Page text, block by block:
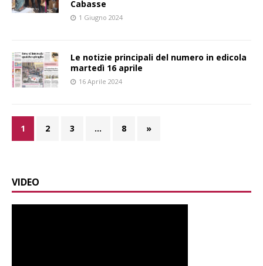
Cabasse
1 Giugno 2024
Le notizie principali del numero in edicola
martedì 16 aprile
16 Aprile 2024
1 2 3 … 8 »
VIDEO